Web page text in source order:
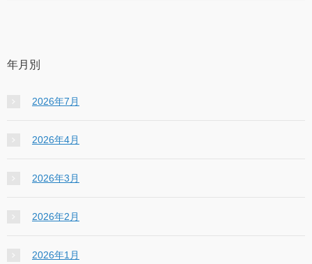
年月別
2026年7月
2026年4月
2026年3月
2026年2月
2026年1月